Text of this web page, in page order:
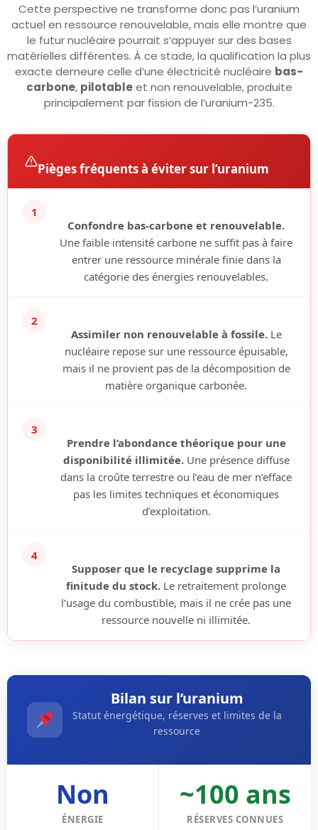
Cette perspective ne transforme donc pas l’uranium
actuel en ressource renouvelable, mais elle montre que
le futur nucléaire pourrait s’appuyer sur des bases
matérielles différentes. À ce stade, la qualification la plus
exacte demeure celle d’une électricité nucléaire bas-
carbone, pilotableet non renouvelable, produite
principalement par fission de l’uranium-235.
Pièges fréquents à éviter sur l’uranium
1
Confondre bas-carbone et renouvelable.
Une faible intensité carbone ne suffit pas à faire
entrer une ressource minérale finie dans la
catégorie des énergies renouvelables.
2
Assimiler non renouvelable à fossile.Le
nucléaire repose sur une ressource épuisable,
mais il ne provient pas de la décomposition de
matière organique carbonée.
3
Prendre l’abondance théorique pour une
disponibilité illimitée.Une présence diffuse
dans la croûte terrestre ou l’eau de mer n’efface
pas les limites techniques et économiques
d’exploitation.
4
Supposer que le recyclage supprime la
finitude du stock. Le retraitement prolonge
l’usage du combustible, mais il ne crée pas une
ressource nouvelle ni illimitée.
Bilan sur l’uranium
Statut énergétique, réserves et limites de la
ressource
Non
ÉNERGIE
~100 ans
RÉSERVES CONNUES